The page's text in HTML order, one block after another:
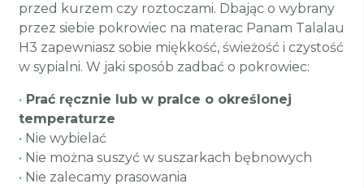
przed kurzem czy roztoczami. Dbając o wybrany
przez siebie pokrowiec na materac Panam Talalau
H3 zapewniasz sobie miękkość, świeżość i czystość
w sypialni. W jaki sposób zadbać o pokrowiec:
• Prać ręcznie lub w pralce o określonej
temperaturze
• Nie wybielać
• Nie można suszyć w suszarkach bębnowych
• Nie zalecamy prasowania